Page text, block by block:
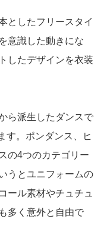
としたフリースタイ
意識した動きにな
したデザインを衣装
ら派生したダンスで
す。ポンダンス、ヒ
の4つのカテゴリー
うとユニフォームの
ール素材やチュチュ
多く意外と自由で